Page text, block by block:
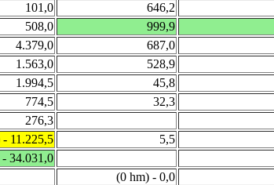
101,0 646,2
508,0 999,9
4.379,0 687,0
1.563,0 528,9
1.994,5 45,8
774,5 32,3
276,3
11.225,5 5,5
34.031,0
(0 hm) - 0,0